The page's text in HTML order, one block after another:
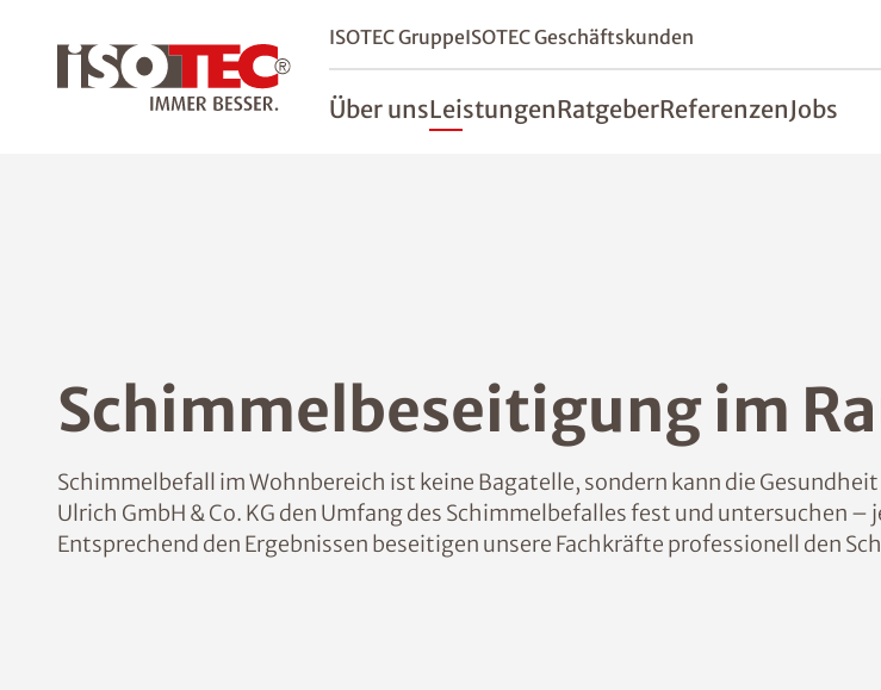
ISOTEC GruppeISOTEC Geschäftskunden
Über unsLeistungenRatgeberReferenzenJobs
Schimmelbeseitigung im
Schimmelbefall im Wohnbereich ist keine Bagatelle, sondern kann die
Ulrich GmbH & Co. KG den Umfang des Schimmelbefalles fest und untersuchen
Entsprechend den Ergebnissen beseitigen unsere Fachkräfte professionell den